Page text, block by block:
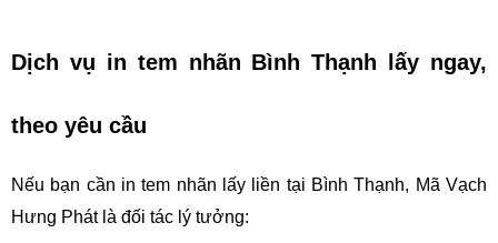
Dịch vụ in tem nhãn Bình Thạnh lấy ngay,
theo yêu cầu
Nếu bạn cần in tem nhãn lấy liền tại Bình Thạnh, Mã Vạch
Hưng Phát là đối tác lý tưởng: